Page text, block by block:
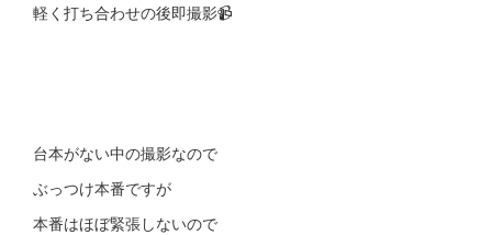
軽く打ち合わせの後即撮影📹
台本がない中の撮影なので
ぶっつけ本番ですが
本番はほぼ緊張しないので